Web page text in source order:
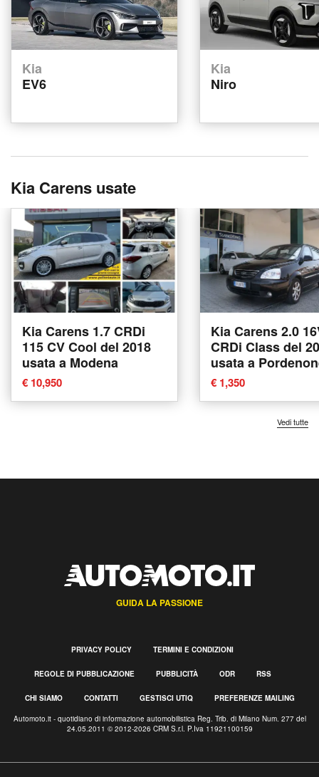
Kia
EV6
Kia
Niro
Kia Carens usate
Kia Carens 1.7 CRDi
115 CV Cool del 2018
usata a Modena
€ 10,950
Kia Carens 2.0
CRDi Class del
usata a
€ 1,350
Vedi tutte
GUIDA LA PASSIONE
PRIVACY POLICY TERMINI E CONDIZIONI
REGOLE DI PUBBLICAZIONE PUBBLICITÀ ODR RSS
CHI SIAMO CONTATTI GESTISCI UTIQ PREFERENZE MAILING
Automoto.it - quotidiano di informazione automobilistica Reg. Trib. di Milano Num. 277 del
24.05.2011 © 2012-2026 CRM S.r.l. P.Iva 11921100159